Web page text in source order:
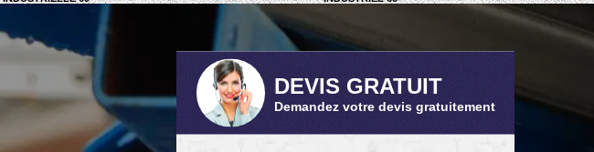
DEVIS GRATUIT
Demandez votre devis gratuitement